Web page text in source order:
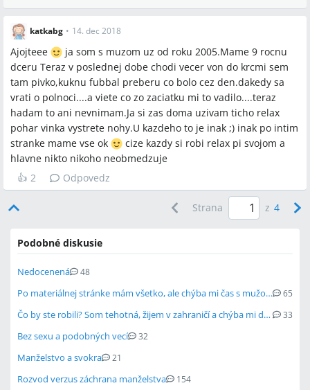
katkabg • 14. dec 2018
Ajojteee
ja som s muzom uz od roku 2005.Mame 9 rocnu
dceru Teraz v poslednej dobe chodi vecer von do krcmi sem
tam pivko,kuknu fubbal preberu co bolo cez den.dakedy sa
vrati o polnoci....a viete co zo zaciatku mi to vadilo....teraz
hadam to ani nevnimam.Ja si zas doma uzivam ticho relax
pohar vinka vystrete nohy.U kazdeho to je inak ;) inak po intim
stranke mame vse ok
cize kazdy si robi relax pi svojom a
hlavne nikto nikoho neobmedzuje
👍 2 Odpovedz
Strana z 4
Podobné diskusie
Nedocenená 48
Po materiálnej stránke mám všetko, ale chýba mi čas s mužom 65
Čo by ste robili? Som tehotná, žijem v zahraničí a chýba mi domov 33
Bez sexu a podobných vecí 32
Manželstvo a svokra 21
Rozvod verzus záchrana manželstva 154